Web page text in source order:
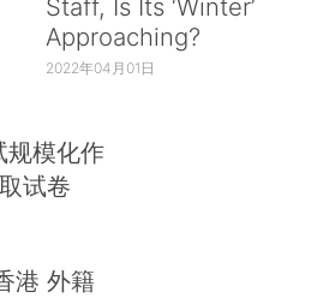
Staff, Is Its ‘Winter’
Approaching?
2022年04月01日
规模化作
试卷
港 外籍